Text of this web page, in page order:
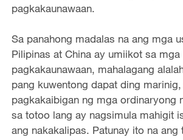
pagkakaunawaan.
Sa panahong madalas na ang mga
Pilipinas at China ay umiikot sa mga
pagkakaunawaan, mahalagang
pang kuwentong dapat ding
pagkakaibigan ng mga ordinaryong
sa totoo lang ay nagsimula mahigit
ang nakakalipas. Patunay ito na ang